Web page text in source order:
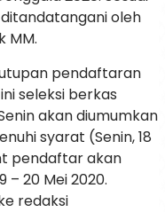
oleh
MM.
pendaftaran
seleksi berkas
akan diumumkan
syarat (Senin, 18
pendaftar akan
– 20 Mei 2020.
redaksi